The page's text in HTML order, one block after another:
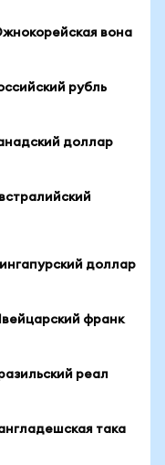
вона
рубль
доллар
доллар
франк
реал
така